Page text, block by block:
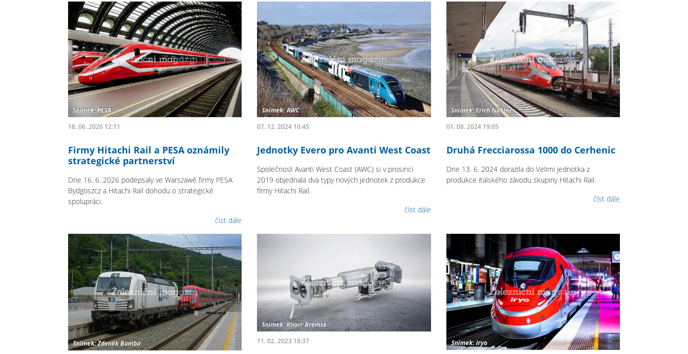
18. 06. 2026 12:11
Firmy Hitachi Rail a PESA oznámily
strategické partnerství
Dne 16. 6. 2026 podepsaly ve Warszawě firmy PESA
Bydgoszcz a Hitachi Rail dohodu o strategické
spolupráci.
číst dále
07. 12. 2024 10:45
Jednotky Evero pro Avanti West Coast
Společnost Avanti West Coast (AWC) si v prosinci
2019 objednala dva typy nových jednotek z produkce
firmy Hitachi Rail.
číst dále
01. 08. 2024 19:05
Druhá Frecciarossa 1000 do Cerhenic
Dne 13. 6. 2024 dorazila do Velimi jednotka z
produkce italského závodu skupiny Hitachi Rail.
číst dále
11. 02. 2023 18:37